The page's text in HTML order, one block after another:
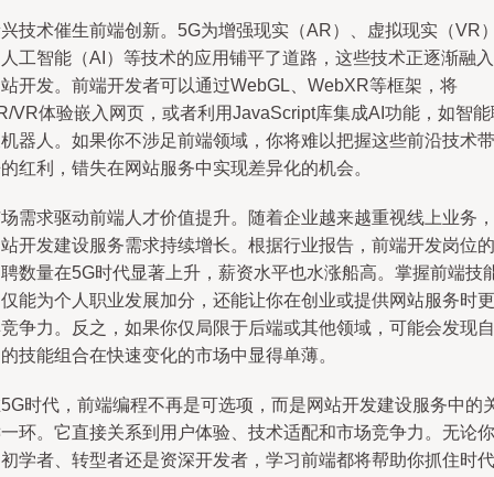
技术催生前端创新。5G为增强现实（AR）、虚拟现实（VR
工智能（AI）等技术的应用铺平了道路，这些技术正逐渐融入
开发。前端开发者可以通过WebGL、WebXR等框架，将
VR体验嵌入网页，或者利用JavaScript库集成AI功能，如智能
器人。如果你不涉足前端领域，你将难以把握这些前沿技术带
红利，错失在网站服务中实现差异化的机会。
需求驱动前端人才价值提升。随着企业越来越重视线上业务，
开发建设服务需求持续增长。根据行业报告，前端开发岗位的
数量在5G时代显著上升，薪资水平也水涨船高。掌握前端技
能为个人职业发展加分，还能让你在创业或提供网站服务时更
争力。反之，如果你仅局限于后端或其他领域，可能会发现自
技能组合在快速变化的市场中显得单薄。
时代，前端编程不再是可选项，而是网站开发建设服务中的
环。它直接关系到用户体验、技术适配和市场竞争力。无论你
学者、转型者还是资深开发者，学习前端都将帮助你抓住时代